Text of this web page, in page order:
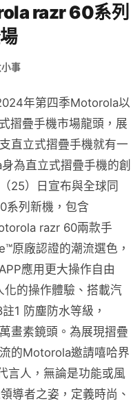
razr 60系列
事
年第四季Motorola以
摺疊手機市場龍頭，展
直立式摺疊手機就有一
為直立式摺疊手機的創
25）日宣布與全球同
系列新機，包含
razr 60兩款手
原廠認證的潮流選色，
應用更大操作自由
的操作體驗、搭載汽
1 防塵防水等級，
畫素鏡頭。為展現摺疊
的Motorola邀請嘻哈界
言人，無論是功能或風
導者之姿，定義時尚、